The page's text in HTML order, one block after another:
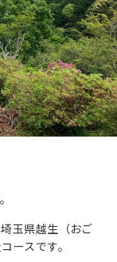
玉県越生（おご
ースです。